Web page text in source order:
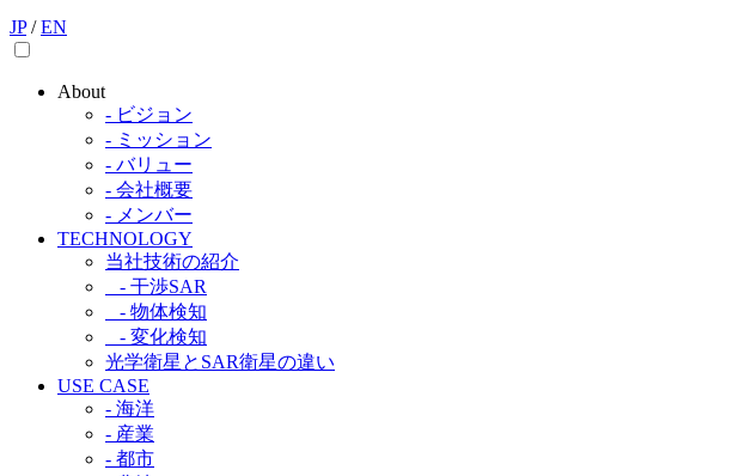
JP / EN
About
- ビジョン
- ミッション
- バリュー
- 会社概要
- メンバー
TECHNOLOGY
当社技術の紹介​
- 干渉SAR​
- 物体検知​
- 変化検知​
光学衛星とSAR衛星の違い​
USE CASE
- 海洋
- 産業
- 都市​